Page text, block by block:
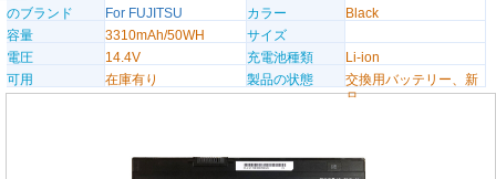
のブランド
For FUJITSU カラー
Black
容量
3310mAh/50WH
サイズ
電圧
14.4V 充電池種類
Li-ion
可用
在庫有り 製品の状態
交換用バッテリー、新
品